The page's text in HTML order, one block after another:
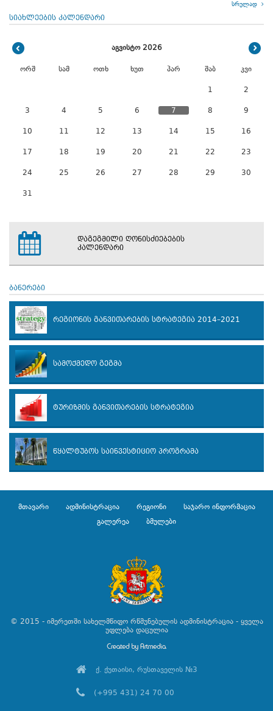
სრულად
სიახლეების კალენდარი
აგვისტო 2026
ორშ სამ ოთხ ხუთ პარ შაბ კვი
1 2
3 4 5 6 7 8 9
10 11 12 13 14 15 16
17 18 19 20 21 22 23
24 25 26 27 28 29 30
31
დაგეგმილი ღონისძიებების
კალენდარი
ბანერები
რეგიონის განვითარების სტრატეგია 2014–2021
სამოქმედო გეგმა
ტურიზმის განვითარების სტრატეგია
წყალტუბოს საინვესტიციო პროგრამა
მთავარი ადმინისტრაცია რეგიონი
საჯარო ინფორმაცია
გალერეა
ბმულები
© 2015 - იმერეთში სახელმწიფო რწმუნებულის ადმინისტრაცია - ყველა
უფლება დაცულია
ქ. ქუთაისი, რუსთაველის №3
(+995 431) 24 70 00